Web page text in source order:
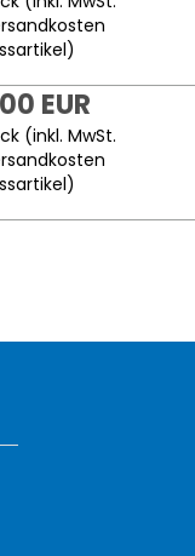
)
EUR
(inkl. MwSt.
)